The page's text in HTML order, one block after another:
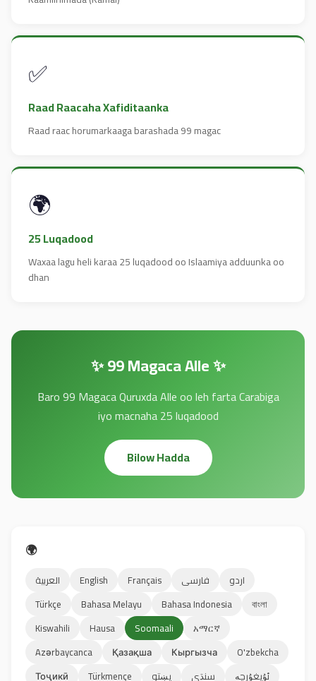
✅
Raad Raacaha Xafiditaanka
Raad raac horumarkaaga barashada 99 magac
🌍
25 Luqadood
Waxaa lagu heli karaa 25 luqadood oo Islaamiya adduunka oo
dhan
✨ 99 Magaca Alle ✨
Baro 99 Magaca Quruxda Alle oo leh farta Carabiga
iyo macnaha 25 luqadood
Bilow Hadda
🌍
العربية English Français فارسی
اردو
Türkçe
Bahasa Melayu Bahasa Indonesia
বাংলা
Kiswahili
Hausa Soomaali
አማርኛ
Azərbaycanca
Қазақша Кыргызча
O'zbekcha
Тоҷикӣ
Türkmençe پښتو سنڌي ئۇيغۇرچە